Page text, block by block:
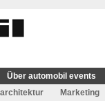
Über automobil events
Marketing